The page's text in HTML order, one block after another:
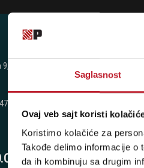
Saglasnost
Ovaj veb sajt koristi
Koristimo kolačiće za
Takođe delimo informacije
da ih kombinuju sa drugim
9,
615
NAŠE
+381 11
+381 11